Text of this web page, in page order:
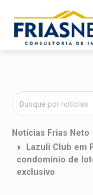
Notícias Frias Neto
Lazuli Club em
condomínio de
exclusivo